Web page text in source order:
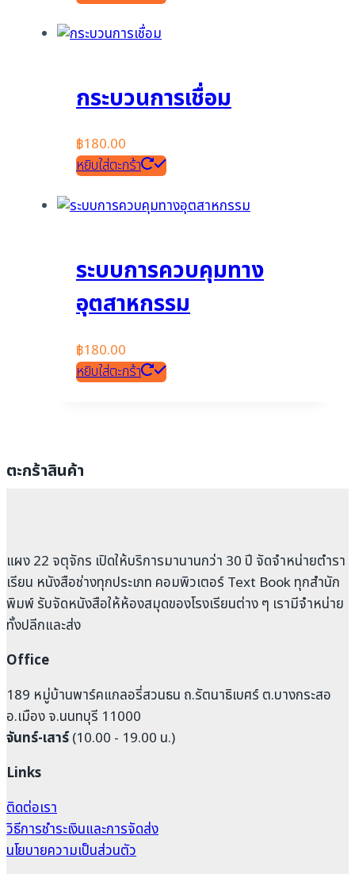
กระบวนการเชื่อม
฿180.00
หยิบใส่ตะกร้า
ระบบการควบคุมทาง
อุตสาหกรรม
฿180.00
หยิบใส่ตะกร้า
ตะกร้าสินค้า
แผง 22 จตุจักร เปิดให้บริการมานานกว่า 30 ปี จัดจำหน่ายตำรา
เรียน หนังสือช่างทุกประเภท คอมพิวเตอร์ Text Book ทุกสำนัก
พิมพ์ รับจัดหนังสือให้ห้องสมุดของโรงเรียนต่าง ๆ เรามีจำหน่าย
ทั้งปลีกและส่ง
Office
189 หมู่บ้านพาร์คแกลอรี่สวนธน ถ.รัตนาธิเบศร์ ต.บางกระสอ
อ.เมือง จ.นนทบุรี 11000
จันทร์-เสาร์(10.00 - 19.00 น.)
Links
ติดต่อเรา
วิธีการชำระเงินและการจัดส่ง
นโยบายความเป็นส่วนตัว